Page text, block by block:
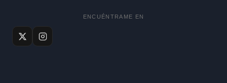
ENCUÉNTRAME EN